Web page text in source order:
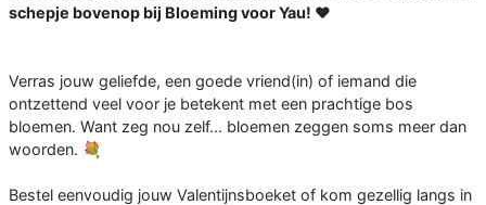
schepje bovenop bij Bloeming voor Yau! ❤️
Verras jouw geliefde, een goede vriend(in) of iemand die
ontzettend veel voor je betekent met een prachtige bos
bloemen. Want zeg nou zelf... bloemen zeggen soms meer dan
woorden. 💐
Bestel eenvoudig jouw Valentijnsboeket of kom gezellig langs in